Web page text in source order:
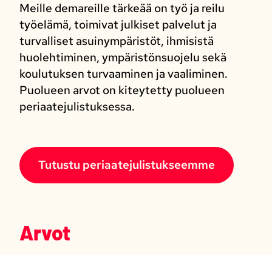
Meille demareille tärkeää on työ ja reilu
työelämä, toimivat julkiset palvelut ja
turvalliset asuinympäristöt, ihmisistä
huolehtiminen, ympäristönsuojelu sekä
koulutuksen turvaaminen ja vaaliminen.
Puolueen arvot on kiteytetty puolueen
periaatejulistuksessa.
Tutustu periaatejulistukseemme
Arvot